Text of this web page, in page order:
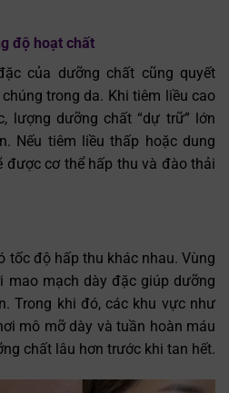
độ hoạt chất
của dưỡng chất cũng quyết
trong da. Khi tiêm liều cao
lượng dưỡng chất “dự trữ” lớn
Nếu tiêm liều thấp hoặc dung
được cơ thể hấp thu và đào thải
tốc độ hấp thu khác nhau. Vùng
mao mạch dày đặc giúp dưỡng
Trong khi đó, các khu vực như
mô mỡ dày và tuần hoàn máu
chất lâu hơn trước khi tan hết.